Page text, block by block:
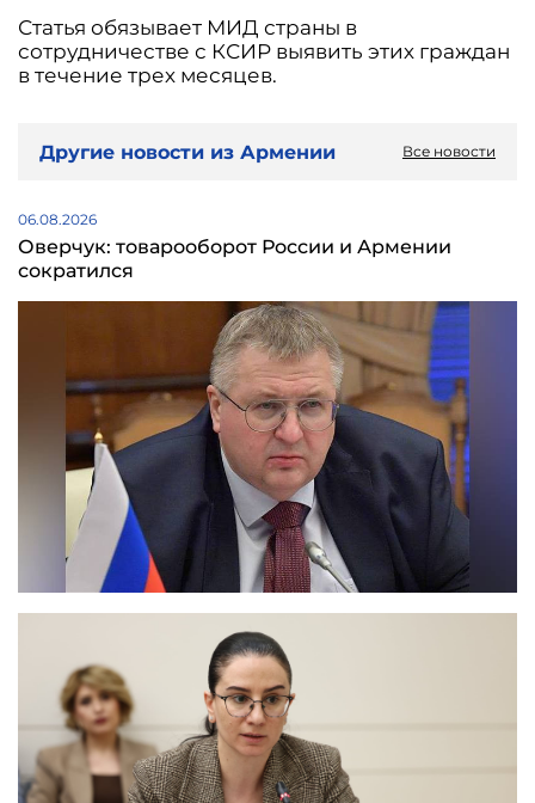
Статья обязывает МИД страны в
сотрудничестве с КСИР выявить этих граждан
в течение трех месяцев.
Другие новости из Армении Все новости
06.08.2026
Оверчук: товарооборот России и Армении
сократился